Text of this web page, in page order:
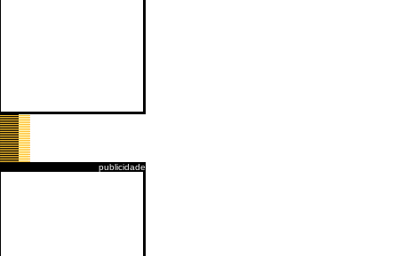
publicidade